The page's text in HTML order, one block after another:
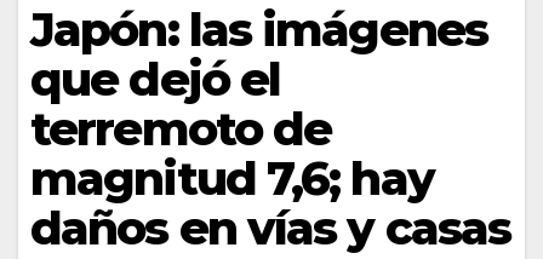
Japón: las imágenes
que dejó el
terremoto de
magnitud 7,6; hay
daños en vías y casas